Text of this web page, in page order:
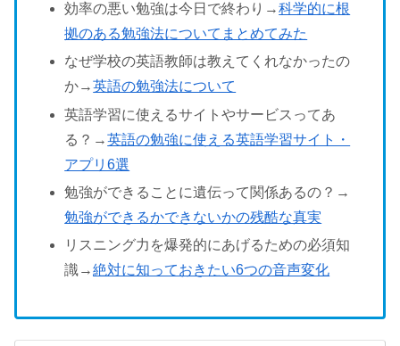
効率の悪い勉強は今日で終わり→科学的に根
拠のある勉強法についてまとめてみた
なぜ学校の英語教師は教えてくれなかったの
か→英語の勉強法について
英語学習に使えるサイトやサービスってあ
る？→英語の勉強に使える英語学習サイト・
アプリ6選
勉強ができることに遺伝って関係あるの？→
勉強ができるかできないかの残酷な真実
リスニング力を爆発的にあげるための必須知
識→絶対に知っておきたい6つの音声変化